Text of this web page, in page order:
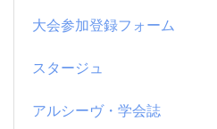
大会参加登録フォーム
スタージュ
アルシーヴ・学会誌